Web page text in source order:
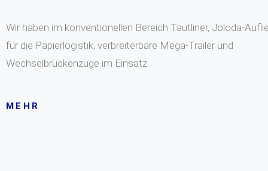
Wir haben im konventionellen Bereich Tautliner, Joloda-
für die Papierlogistik, verbreiterbare Mega-Trailer und
Wechselbrückenzüge im Einsatz.
MEHR